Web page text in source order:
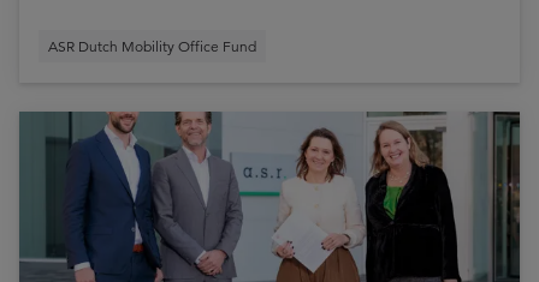
ASR Dutch Mobility Office Fund